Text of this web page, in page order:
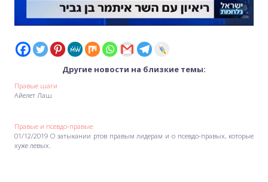
Другие новости на близкие темы:
Правые шаги
Айелет Лаш
Правые и псевдо-правые
01/12/2019 О затыкании ртов правым лидерам и о псевдо-правых, которые
хуже левых.